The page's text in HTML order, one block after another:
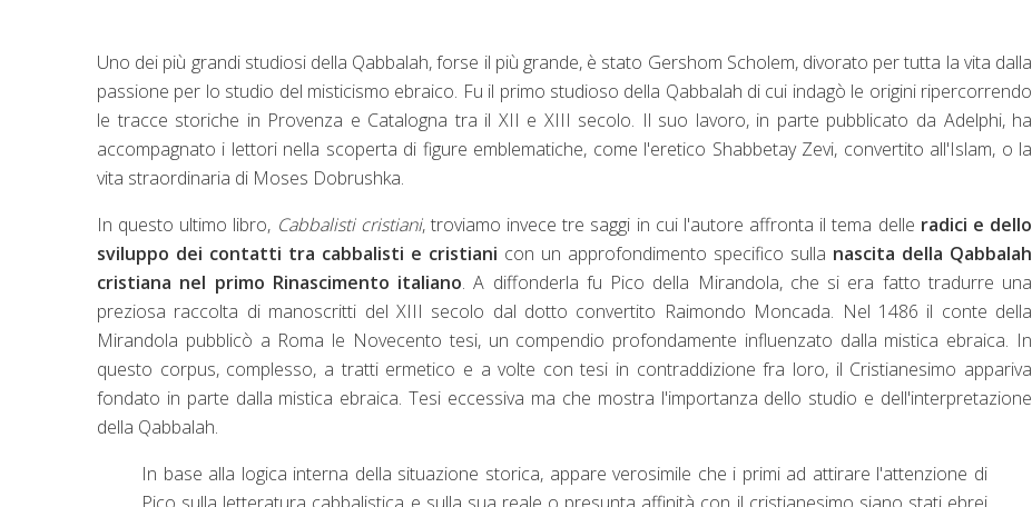
Uno dei più grandi studiosi della Qabbalah, forse il più grande, è stato Gershom Scholem, divorato per tutta la vita dalla
passione per lo studio del misticismo ebraico. Fu il primo studioso della Qabbalah di cui indagò le origini ripercorrendo
le tracce storiche in Provenza e Catalogna tra il XII e XIII secolo. Il suo lavoro, in parte pubblicato da Adelphi, ha
accompagnato i lettori nella scoperta di figure emblematiche, come l'eretico Shabbetay Zevi, convertito all'Islam, o la
vita straordinaria di Moses Dobrushka.
In questo ultimo libro, Cabbalisti cristiani, troviamo invece tre saggi in cui l'autore affronta il tema delle radici e dello
sviluppo dei contatti tra cabbalisti e cristiani con un approfondimento specifico sulla nascita della Qabbalah
cristiana nel primo Rinascimento italiano. A diffonderla fu Pico della Mirandola, che si era fatto tradurre una
preziosa raccolta di manoscritti del XIII secolo dal dotto convertito Raimondo Moncada. Nel 1486 il conte della
Mirandola pubblicò a Roma le Novecento tesi, un compendio profondamente influenzato dalla mistica ebraica. In
questo corpus, complesso, a tratti ermetico e a volte con tesi in contraddizione fra loro, il Cristianesimo appariva
fondato in parte dalla mistica ebraica. Tesi eccessiva ma che mostra l'importanza dello studio e dell'interpretazione
della Qabbalah.
In base alla logica interna della situazione storica, appare verosimile che i primi ad attirare l'attenzione di
Pico sulla letteratura cabbalistica e sulla sua reale o presunta affinità con il cristianesimo siano stati ebrei